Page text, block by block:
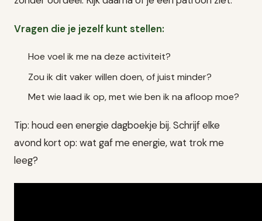
Vragen die je jezelf kunt stellen:
Hoe voel ik me na deze activiteit?
Zou ik dit vaker willen doen, of juist minder?
Met wie laad ik op, met wie ben ik na afloop moe?
Tip: houd een energie dagboekje bij. Schrijf elke
avond kort op: wat gaf me energie, wat trok me
leeg?